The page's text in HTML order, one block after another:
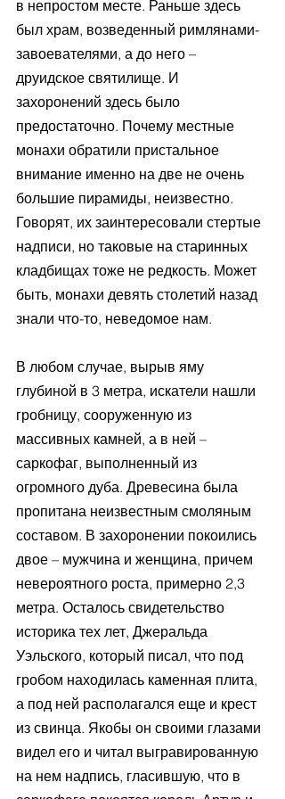
в непростом месте. Раньше здесь
был храм, возведенный римлянами-
завоевателями, а до него –
друидское святилище. И
захоронений здесь было
предостаточно. Почему местные
монахи обратили пристальное
внимание именно на две не очень
большие пирамиды, неизвестно.
Говорят, их заинтересовали стертые
надписи, но таковые на старинных
кладбищах тоже не редкость. Может
быть, монахи девять столетий назад
знали что-то, неведомое нам.
В любом случае, вырыв яму
глубиной в 3 метра, искатели нашли
гробницу, сооруженную из
массивных камней, а в ней –
саркофаг, выполненный из
огромного дуба. Древесина была
пропитана неизвестным смоляным
составом. В захоронении покоились
двое – мужчина и женщина, причем
невероятного роста, примерно 2,3
метра. Осталось свидетельство
историка тех лет, Джеральда
Уэльского, который писал, что под
гробом находилась каменная плита,
а под ней располагался еще и крест
из свинца. Якобы он своими глазами
видел его и читал выгравированную
на нем надпись, гласившую, что в